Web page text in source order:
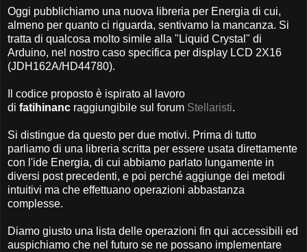
Oggi pubblichiamo una nuova libreria per Energia di cui,
almeno per quanto ci riguarda, sentivamo la mancanza. Si
tratta di qualcosa molto simile alla "Liquid Crystal" di
Arduino, nel nostro caso specifica per display LCD 2X16
(JDH162A/HD44780).
Il codice proposto è ispirato al lavoro
di fatihinanc raggiungibile sul forum Stellaristi.
Si distingue da questo per due motivi. Prima di tutto
parliamo di una libreria scritta per essere usata direttamente
con l'ide Energia, di cui abbiamo parlato lungamente in
diversi post precedenti, e poi perché aggiunge dei metodi
intuitivi ma che effettuano operazioni abbastanza
complesse.
Diamo giusto una lista delle operazioni fin qui accessibili ed
auspichiamo che nel futuro se ne possano implementare